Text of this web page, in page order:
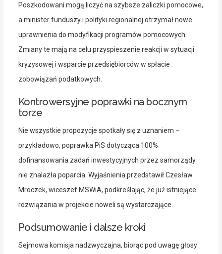
Poszkodowani mogą liczyć na szybsze zaliczki pomocowe,
a minister funduszy i polityki regionalnej otrzymał nowe
uprawnienia do modyfikacji programów pomocowych.
Zmiany te mają na celu przyspieszenie reakcji w sytuacji
kryzysowej i wsparcie przedsiębiorców w spłacie
zobowiązań podatkowych.
Kontrowersyjne poprawki na bocznym
torze
Nie wszystkie propozycje spotkały się z uznaniem –
przykładowo, poprawka PiS dotycząca 100%
dofinansowania zadań inwestycyjnych przez samorządy
nie znalazła poparcia. Wyjaśnienia przedstawił Czesław
Mroczek, wiceszef MSWiA, podkreślając, że już istniejące
rozwiązania w projekcie noweli są wystarczające.
Podsumowanie i dalsze kroki
Sejmowa komisja nadzwyczajna, biorąc pod uwagę głosy